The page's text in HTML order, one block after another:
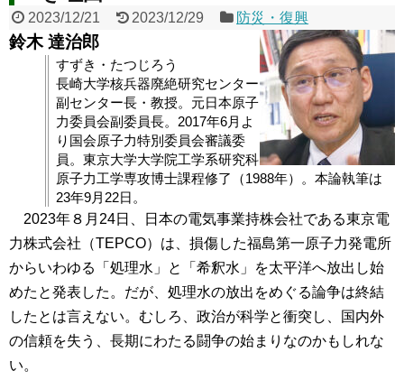
2023/12/21 2023/12/29 防災・復興
鈴木 達治郎
すずき・たつじろう
長崎大学核兵器廃絶研究センター
副センター長・教授。元日本原子
力委員会副委員長。2017年6月よ
り国会原子力特別委員会審議委
員。東京大学大学院工学系研究科
原子力工学専攻博士課程修了（1988年）。本論執筆は
23年9月22日。
2023年８月24日、日本の電気事業持株会社である東京電
力株式会社（TEPCO）は、損傷した福島第一原子力発電所
からいわゆる「処理水」と「希釈水」を太平洋へ放出し始
めたと発表した。だが、処理水の放出をめぐる論争は終結
したとは言えない。むしろ、政治が科学と衝突し、国内外
の信頼を失う、長期にわたる闘争の始まりなのかもしれな
い。